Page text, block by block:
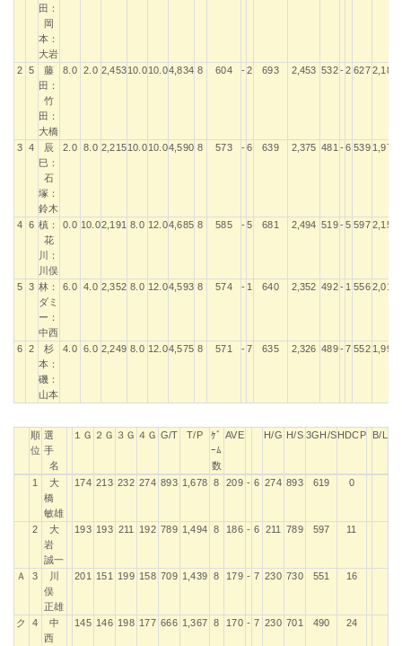
手
名
田：
岡
本：
大岩
2 5
藤
田：
竹
田：
大橋
8.0 2.0 2,45310.010.04,834 8 604 - 2 693 2,453 532 - 2 627 2,189
3 4
辰
巳：
石
塚：
鈴木
2.0 8.0 2,21510.010.04,590 8 573 - 6 639 2,375 481 - 6 539 1,975
4 6 槙：
花
川：
川俣
0.0 10.02,191 8.0 12.04,685 8 585 - 5 681 2,494 519 - 5 597 2,158
5 3 林：
ダミ
ー：
中西
6.0 4.0 2,352 8.0 12.04,593 8 574 - 1 640 2,352 492 - 1 556 2,016
6 2
杉
本：
磯：
山本
4.0 6.0 2,249 8.0 12.04,575 8 571 - 7 635 2,326 489 - 7 552 1,994
順
位
選
手
名
１Ｇ ２Ｇ ３Ｇ ４Ｇ G/T T/P
ｹﾞ
ｰﾑ
数
AVE H/G H/S 3GH/SHDCP B/L
順
選
手
名
１Ｇ ２Ｇ ３Ｇ ４Ｇ G/T T/P
ｹﾞ
AVE H/G H/S 3GH/S HDCP
1
大
橋
敏雄
174 213 232 274 893 1,678 8 209 - 6 274 893 619 0
2
大
岩
誠一
193 193 211 192 789 1,494 8 186 - 6 211 789 597 11
Ａ 3
川
俣
正雄
201 151 199 158 709 1,439 8 179 - 7 230 730 551 16
ク 4
中
西
145 146 198 177 666 1,367 8 170 - 7 230 701 490 24